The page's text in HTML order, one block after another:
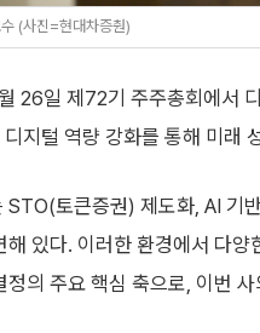
(사진=현대차증춴)
26일 제72기 주주총회에서
지털 역량 강화를 통해 미래
STO(토큰증권) 제도화, AI 기
해 있다. 이러한 환경에서 다양
정의 주요 핵심 축으로, 이번